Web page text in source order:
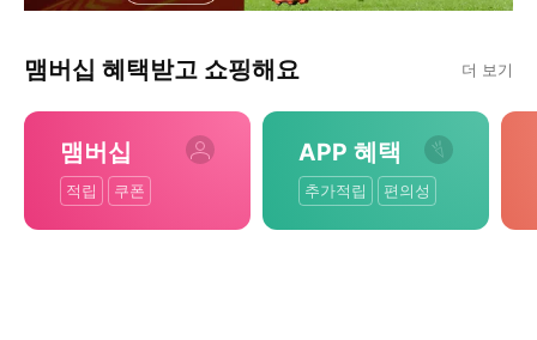
맴버십 혜택받고 쇼핑해요 더 보기
맴버십
적립 쿠폰
APP 혜택
추가적립 편의성